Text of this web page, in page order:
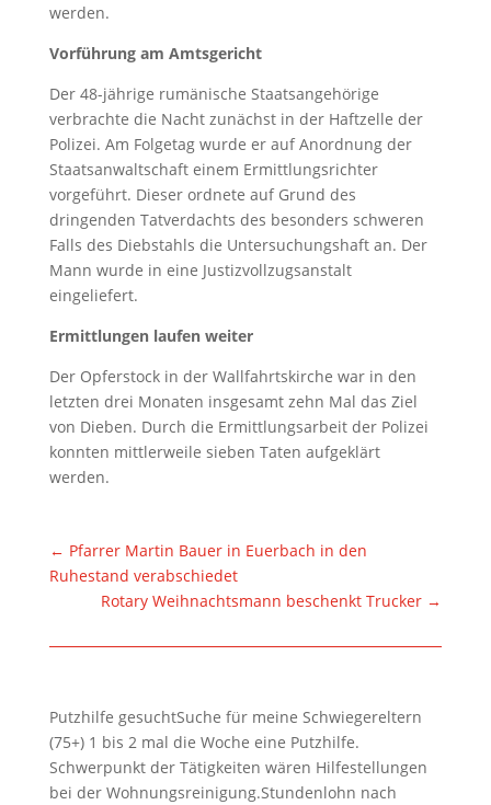
werden.
Vorführung am Amtsgericht
Der 48-jährige rumänische Staatsangehörige
verbrachte die Nacht zunächst in der Haftzelle der
Polizei. Am Folgetag wurde er auf Anordnung der
Staatsanwaltschaft einem Ermittlungsrichter
vorgeführt. Dieser ordnete auf Grund des
dringenden Tatverdachts des besonders schweren
Falls des Diebstahls die Untersuchungshaft an. Der
Mann wurde in eine Justizvollzugsanstalt
eingeliefert.
Ermittlungen laufen weiter
Der Opferstock in der Wallfahrtskirche war in den
letzten drei Monaten insgesamt zehn Mal das Ziel
von Dieben. Durch die Ermittlungsarbeit der Polizei
konnten mittlerweile sieben Taten aufgeklärt
werden.
← Pfarrer Martin Bauer in Euerbach in den
Ruhestand verabschiedet
Rotary Weihnachtsmann beschenkt Trucker →
Putzhilfe gesuchtSuche für meine Schwiegereltern
(75+) 1 bis 2 mal die Woche eine Putzhilfe.
Schwerpunkt der Tätigkeiten wären Hilfestellungen
bei der Wohnungsreinigung.Stundenlohn nach